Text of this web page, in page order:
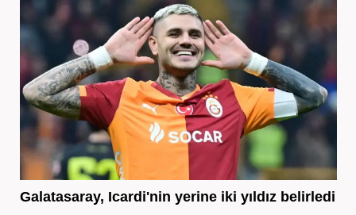
Galatasaray, Icardi'nin yerine iki yıldız belirledi